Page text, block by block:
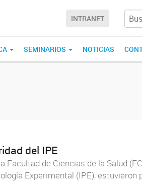
INTRANET
SEMINARIOS NOTICIAS
del IPE
de Ciencias de la Salud
Experimental (IPE), estuvieron